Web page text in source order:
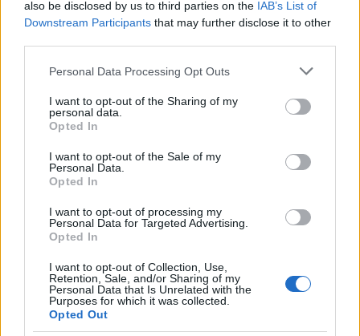
also be disclosed by us to third parties on the IAB’s List of
Downstream Participants that may further disclose it to other
Please note that this website/app uses one or more Google
not limited to your visit or usage behaviour. You may click to
grant or deny consent to Google and its third-party tags to
use your data for below specified purposes in below Google
consent section.
Personal Data Processing Opt Outs
I want to opt-out of the Sharing of my
personal data.
Opted In
I want to opt-out of the Sale of my
Personal Data.
Opted In
I want to opt-out of processing my
Personal Data for Targeted Advertising.
Opted In
I want to opt-out of Collection, Use,
Retention, Sale, and/or Sharing of my
Personal Data that Is Unrelated with the
Purposes for which it was collected.
Opted Out